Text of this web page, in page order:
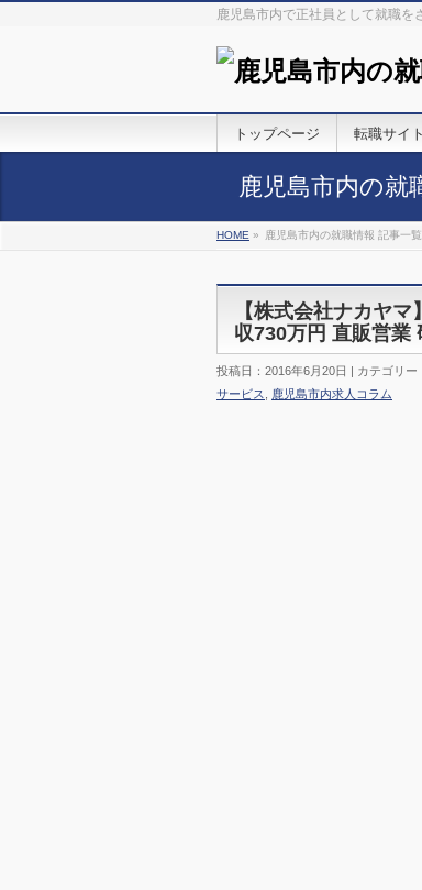
鹿児島市内で正社員として就職を
トップページ 転職サイト
鹿児島市内の就
HOME » 鹿児島市内の就職情報 記事一
【株式会社ナカヤ
収730万円 直販営業
投稿日：2016年6月20日 | カテゴリー
サービス
鹿児島市内求人コラム